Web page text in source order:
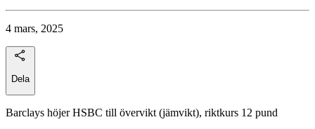
4 mars, 2025
Dela
Barclays höjer HSBC till övervikt (jämvikt), riktkurs 12 pund